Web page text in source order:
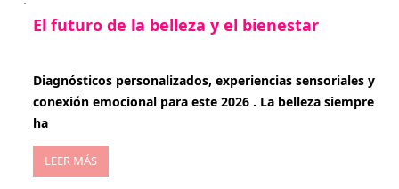
El futuro de la belleza y el bienestar
Diagnósticos personalizados, experiencias sensoriales y
conexión emocional para este 2026 . La belleza siempre
ha
LEER MÁS